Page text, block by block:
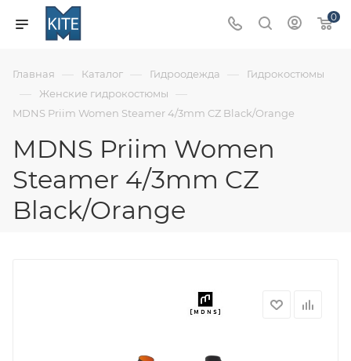
0
Главная — Каталог — Гидроодежда — Гидрокостюмы
— Женские гидрокостюмы —
MDNS Priim Women Steamer 4/3mm CZ Black/Orange
MDNS Priim Women
Steamer 4/3mm CZ
Black/Orange